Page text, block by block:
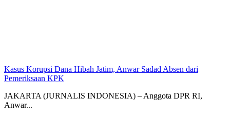
Kasus Korupsi Dana Hibah Jatim, Anwar Sadad Absen dari
Pemeriksaan KPK
JAKARTA (JURNALIS INDONESIA) – Anggota DPR RI,
Anwar...